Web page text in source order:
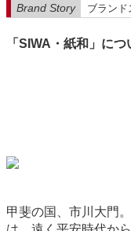
Brand Story ブランド
「SIWA・紙和」につ
甲斐の国、市川大門